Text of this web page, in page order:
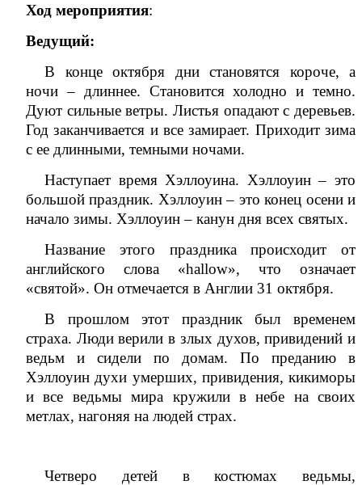
Ход мероприятия:
Ведущий:
В конце октября дни становятся короче, а
ночи – длиннее. Становится холодно и темно.
Дуют сильные ветры. Листья опадают с деревьев.
Год заканчивается и все замирает. Приходит зима
с ее длинными, темными ночами.
Наступает время Хэллоуина. Хэллоуин – это
большой праздник. Хэллоуин – это конец осени и
начало зимы. Хэллоуин – канун дня всех святых.
Название этого праздника происходит от
английского слова «hallow», что означает
«святой». Он отмечается в Англии 31 октября.
В прошлом этот праздник был временем
страха. Люди верили в злых духов, привидений и
ведьм и сидели по домам. По преданию в
Хэллоуин духи умерших, привидения, кикиморы
и все ведьмы мира кружили в небе на своих
метлах, нагоняя на людей страх.
Четверо детей в костюмах ведьмы,